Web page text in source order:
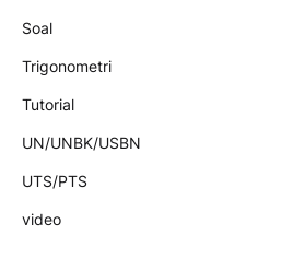
Soal
Trigonometri
Tutorial
UN/UNBK/USBN
UTS/PTS
video